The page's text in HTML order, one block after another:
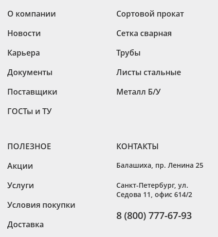
О компании
Новости
Карьера
Документы
Поставщики
ГОСТы и ТУ
Сортовой прокат
Сетка сварная
Трубы
Листы стальные
Металл Б/У
ПОЛЕЗНОЕ
Акции
Услуги
Условия покупки
Доставка
КОНТАКТЫ
Балашиха пр. Ленина 25
Санкт-Петербург, ул.
Седова 11, офис 614/2
8 (800) 777-67-93